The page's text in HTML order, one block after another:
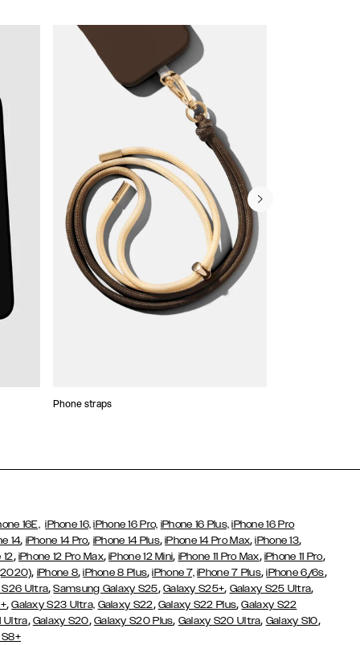
Phone straps
16E, iPhone 16, iPhone 16 Pro, iPhone 16 Plus, iPhone 16 Pro
14, iPhone 14 Pro, iPhone 14 Plus,iPhone 14 Pro Max,iPhone 13,
12, iPhone 12 Pro Max,iPhone 12 Mini, iPhone 11 Pro Max, iPhone 11 Pro,
, iPhone 8,iPhone 8 Plus,iPhone 7, iPhone 7 Plus,iPhone 6/6s,
S26 Ultra,Samsung Galaxy S25, Galaxy S25+, Galaxy S25 Ultra,
,Galaxy S23 Ultra, Galaxy S22, Galaxy S22 Plus,Galaxy S22
Ultra, Galaxy S20, Galaxy S20 Plus, Galaxy S20 Ultra, Galaxy S10,